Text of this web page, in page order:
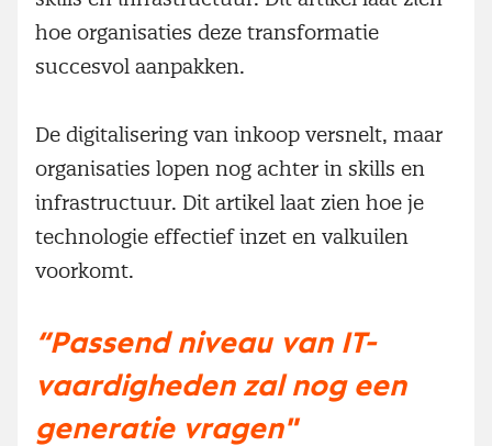
hoe organisaties deze transformatie
succesvol aanpakken.
De digitalisering van inkoop versnelt, maar
organisaties lopen nog achter in skills en
infrastructuur. Dit artikel laat zien hoe je
technologie effectief inzet en valkuilen
voorkomt.
“Passend niveau van IT-
vaardigheden zal nog een
generatie vragen"